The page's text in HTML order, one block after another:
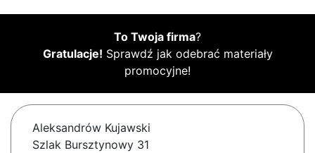
To Twoja firma?
Gratulacje! Sprawdź jak odebrać materiały
promocyjne!
Aleksandrów Kujawski
Szlak Bursztynowy 31